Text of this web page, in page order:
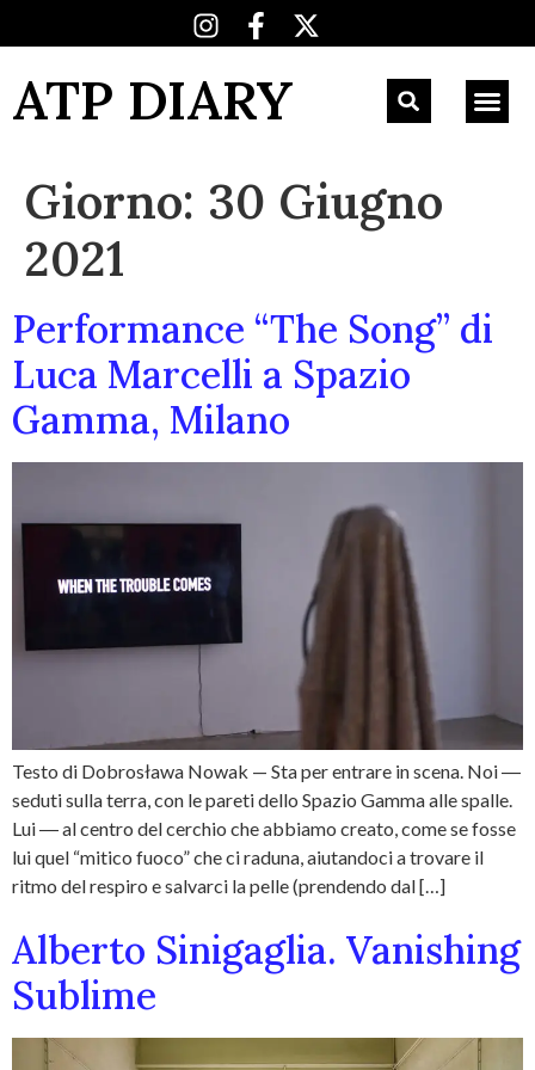
ATP DIARY
Giorno: 30 Giugno
2021
Performance “The Song” di
Luca Marcelli a Spazio
Gamma, Milano
Testo di Dobrosława Nowak — Sta per entrare in scena. Noi ―
seduti sulla terra, con le pareti dello Spazio Gamma alle spalle.
Lui ― al centro del cerchio che abbiamo creato, come se fosse
lui quel “mitico fuoco” che ci raduna, aiutandoci a trovare il
ritmo del respiro e salvarci la pelle (prendendo dal […]
Alberto Sinigaglia. Vanishing
Sublime